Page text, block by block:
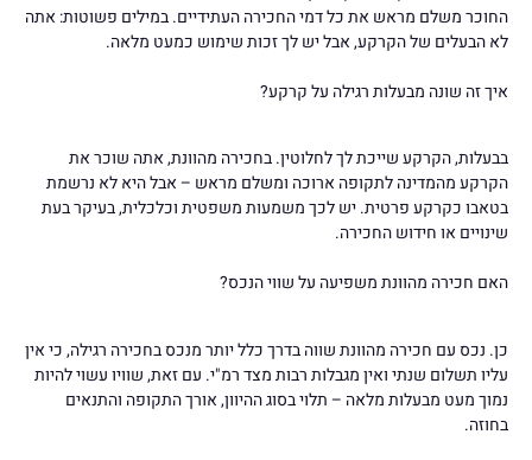
החוכר משלם מראש את כל דמי החכירה העתידיים. במילים פשוטות: אתה
לא הבעלים של הקרקע, אבל יש לך זכות שימוש כמעט מלאה.
איך זה שונה מבעלות רגילה על קרקע?
בבעלות, הקרקע שייכת לך לחלוטין. בחכירה מהוונת, אתה שוכר את
הקרקע מהמדינה לתקופה ארוכה ומשלם מראש – אבל היא לא נרשמת
בטאבו כקרקע פרטית. יש לכך משמעות משפטית וכלכלית, בעיקר בעת
שינויים או חידוש החכירה.
האם חכירה מהוונת משפיעה על שווי הנכס?
כן. נכס עם חכירה מהוונת שווה בדרך כלל יותר מנכס בחכירה רגילה, כי אין
עליו תשלום שנתי ואין מגבלות רבות מצד רמ"י. עם זאת, שוויו עשוי להיות
נמוך מעט מבעלות מלאה – תלוי בסוג ההיוון, אורך התקופה והתנאים
בחוזה.